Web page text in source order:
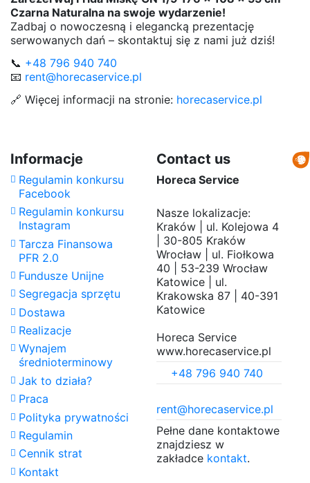
Czarna Naturalna na swoje wydarzenie!
Zadbaj o nowoczesną i elegancką prezentację
serwowanych dań – skontaktuj się z nami już dziś!
📞 +48 796 940 740
📧 rent@horecaservice.pl
🔗 Więcej informacji na stronie: horecaservice.pl
Szerokość
Wysokość
5,5 cm
Daily Rate
(exc.)
Standard Daily
Rate
Informacje
Regulamin konkursu
Facebook
Regulamin konkursu
Instagram
Tarcza Finansowa
PFR 2.0
Fundusze Unijne
Segregacja sprzętu
Dostawa
Realizacje
Wynajem
średnioterminowy
Jak to działa?
Praca
Polityka prywatności
Regulamin
Cennik strat
Kontakt
Contact us
Horeca Service
Nasze lokalizacje:
Kraków | ul. Kolejowa 4
| 30-805 Kraków
Wrocław | ul. Fiołkowa
40 | 53-239 Wrocław
Katowice | ul.
Krakowska 87 | 40-391
Katowice
Horeca Service
www.horecaservice.pl
+48 796 940 740
rent@horecaservice.pl
Pełne dane kontaktowe
znajdziesz w
zakładce kontakt.